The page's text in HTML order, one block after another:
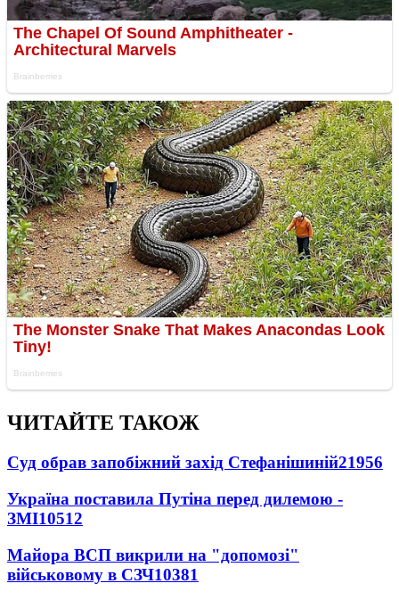
ЧИТАЙТЕ ТАКОЖ
Суд обрав запобіжний захід Стефанішиній21956
Україна поставила Путіна перед дилемою -
ЗМІ10512
Майора ВСП викрили на "допомозі"
військовому в СЗЧ10381